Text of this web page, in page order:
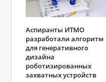
Аспиранты ИТМО
разработали алгоритм
для генеративного
дизайна
роботизированных
захватных устройств